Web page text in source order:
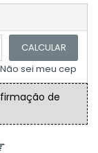
...
CALCULAR
Não sei meu cep
de